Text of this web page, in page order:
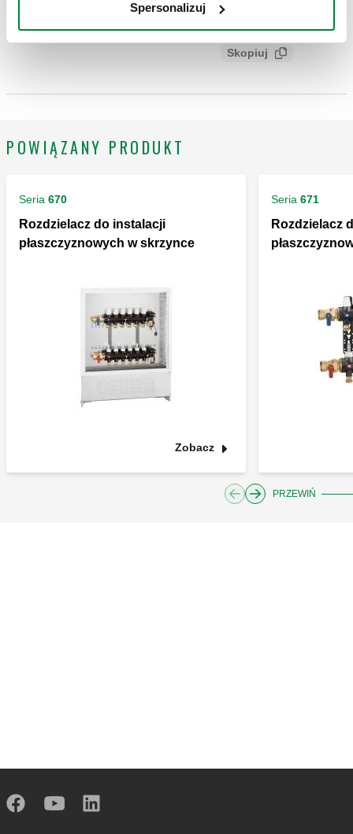
Spersonalizuj
CALEFFI, 386500. Zaślepka z nakrętką do wyjść
rozdzielaczy Przyłącze: G 3/4" (ISO 228-1) GW, Podłączenie
do złączek Caleffi.
SCIP code
b017d76b-fb79-4d2e-a81b-
Pokaż
Skopiuj
POWIĄZANY PRODUKT
Seria 670
Rozdzielacz do instalacji
płaszczyznowych w skrzynce
Zobacz
Seria 671
Rozdzielacz
PRZEWIŃ